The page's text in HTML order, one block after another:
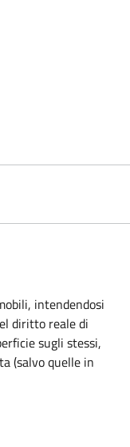
intendendosi
diritto reale di
sugli stessi,
(salvo quelle in